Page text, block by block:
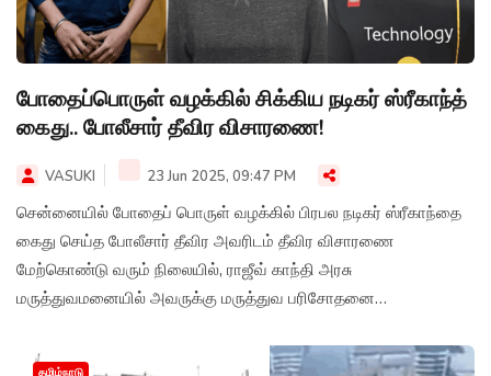
போதைப்பொருள் வழக்கில் சிக்கிய நடிகர் ஸ்ரீகாந்த்
கைது.. போலீசார் தீவிர விசாரணை!
VASUKI 23 Jun 2025, 09:47 PM
சென்னையில் போதைப் பொருள் வழக்கில் பிரபல நடிகர் ஸ்ரீகாந்தை
கைது செய்த போலீசார் தீவிர அவரிடம் தீவிர விசாரணை
மேற்கொண்டு வரும் நிலையில், ராஜீவ் காந்தி அரசு
மருத்துவமனையில் அவருக்கு மருத்துவ பரிசோதனை